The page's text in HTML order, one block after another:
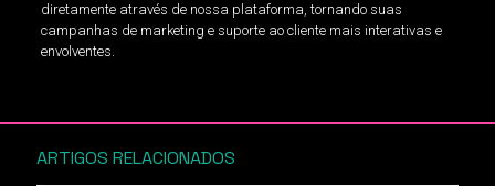
diretamente através de nossa plataforma, tornando suas
campanhas de marketing e suporte ao cliente mais interativas e
envolventes.
ARTIGOS RELACIONADOS